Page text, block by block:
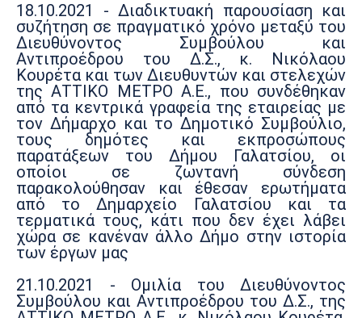
18.10.2021 - Διαδικτυακή παρουσίαση και
συζήτηση σε πραγματικό χρόνο μεταξύ του
Διευθύνοντος Συμβούλου και
Αντιπροέδρου του Δ.Σ., κ. Νικόλαου
Κουρέτα και των Διευθυντών και στελεχών
της ΑΤΤΙΚΟ ΜΕΤΡΟ Α.Ε., που συνδέθηκαν
από τα κεντρικά γραφεία της εταιρείας με
τον Δήμαρχο και το Δημοτικό Συμβούλιο,
τους δημότες και εκπροσώπους
παρατάξεων του Δήμου Γαλατσίου, οι
οποίοι σε ζωντανή σύνδεση
παρακολούθησαν και έθεσαν ερωτήματα
από το Δημαρχείο Γαλατσίου και τα
τερματικά τους, κάτι που δεν έχει λάβει
χώρα σε κανέναν άλλο Δήμο στην ιστορία
των έργων μας
21.10.2021 - Ομιλία του Διευθύνοντος
Συμβούλου και Αντιπροέδρου του Δ.Σ., της